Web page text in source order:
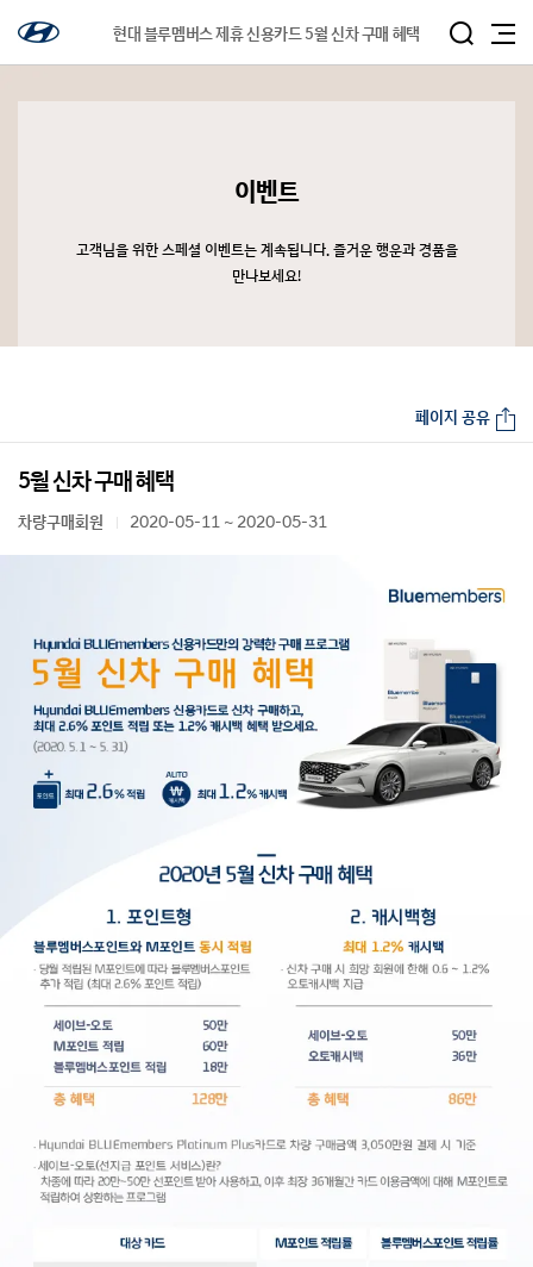
현대 블루멤버스 제휴 신용카드 5월 신차 구매 혜택
이벤트
고객님을 위한 스페셜 이벤트는 계속됩니다. 즐거운 행운과 경품을
만나보세요!
5월 신차 구매 혜택
차량구매회원 2020-05-11 ~ 2020-05-31
페이지 공유